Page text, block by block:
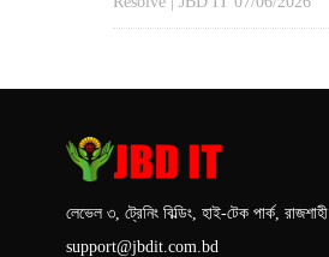
লেভেল ৩, ট্রেনিং বিল্ডিং, হাই-টেক পার্ক, রাজশাহী
support@jbdit.com.bd